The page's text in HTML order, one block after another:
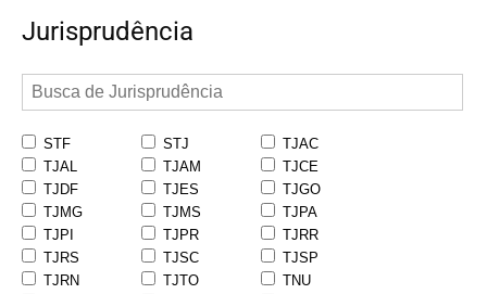
Jurisprudência
STF STJ
TJAC
TJAL
TJAM
TJCE
TJDF
TJES
TJGO
TJMG
TJMS
TJPA
TJPI
TJPR
TJRR
TJRS
TJSC
TJSP
TJRN
TJTO
TNU